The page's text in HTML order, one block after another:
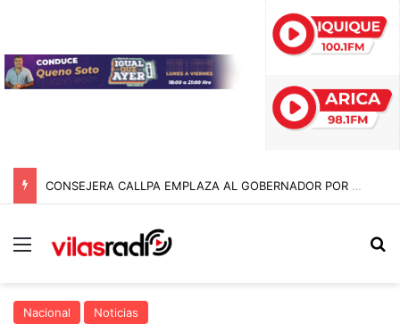
CONSEJERA CALLPA EMPLAZA AL GOBERNADOR POR COMPROMISOS CON EL SECTOR AGRÍCOLA DE TARAPACÁ
Menú
Nacional Noticias